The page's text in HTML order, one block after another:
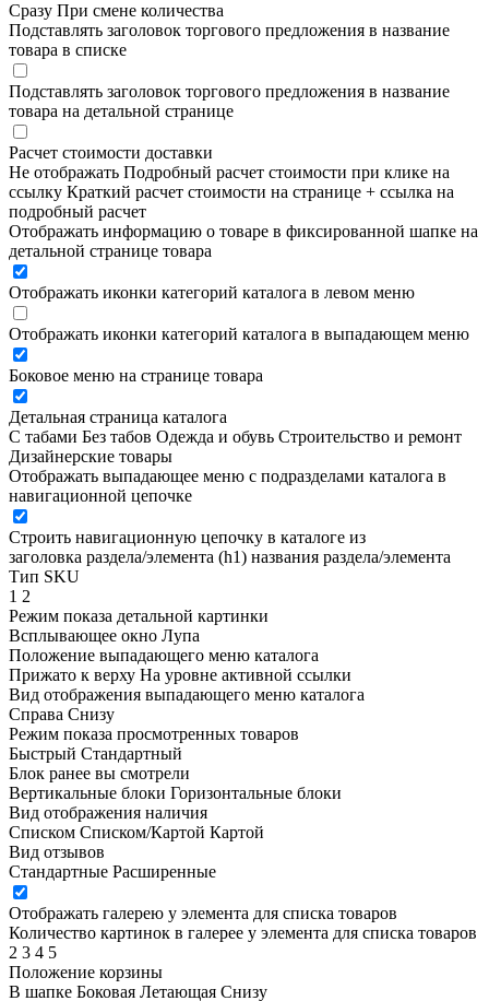
Сразу При смене количества
Подставлять заголовок торгового предложения в название
товара в списке
Подставлять заголовок торгового предложения в название
товара на детальной странице
Расчет стоимости доставки
Не отображать Подробный расчет стоимости при клике на
ссылку Краткий расчет стоимости на странице + ссылка на
подробный расчет
Отображать информацию о товаре в фиксированной шапке на
детальной странице товара
Отображать иконки категорий каталога в левом меню
Отображать иконки категорий каталога в выпадающем меню
Боковое меню на странице товара
Детальная страница каталога
С табами Без табов Одежда и обувь Строительство и ремонт
Дизайнерские товары
Отображать выпадающее меню с подразделами каталога в
навигационной цепочке
Строить навигационную цепочку в каталоге из
заголовка раздела/элемента (h1) названия раздела/элемента
Тип SKU
1 2
Режим показа детальной картинки
Всплывающее окно Лупа
Положение выпадающего меню каталога
Прижато к верху На уровне активной ссылки
Вид отображения выпадающего меню каталога
Справа Снизу
Режим показа просмотренных товаров
Быстрый Стандартный
Блок ранее вы смотрели
Вертикальные блоки Горизонтальные блоки
Вид отображения наличия
Списком Списком/Картой Картой
Вид отзывов
Стандартные Расширенные
Отображать галерею у элемента для списка товаров
Количество картинок в галерее у элемента для списка товаров
2 3 4 5
Положение корзины
В шапке Боковая Летающая Снизу